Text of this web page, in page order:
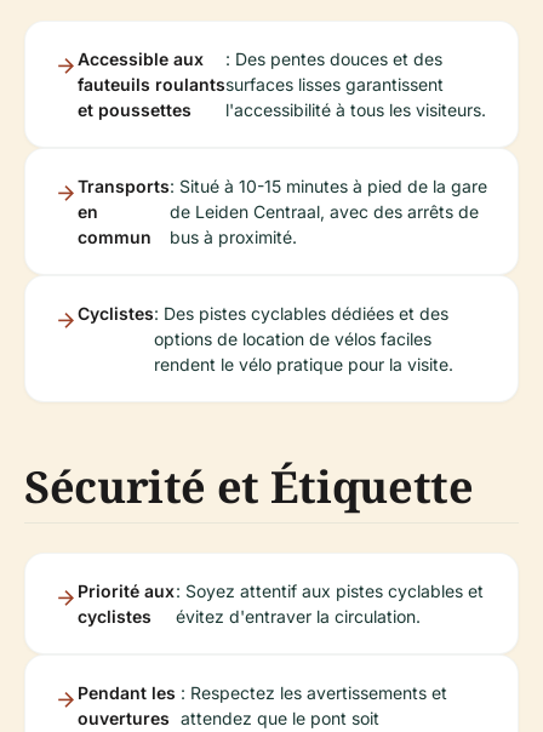
Accessible aux
fauteuils roulants
et poussettes
: Des pentes douces et des
surfaces lisses garantissent
l'accessibilité à tous les visiteurs.
Transports
en
commun
: Situé à 10-15 minutes à pied de la gare
de Leiden Centraal, avec des arrêts de
bus à proximité.
Cyclistes: Des pistes cyclables dédiées et des
options de location de vélos faciles
rendent le vélo pratique pour la visite.
Sécurité et Étiquette
Priorité aux
cyclistes
: Soyez attentif aux pistes cyclables et
évitez d'entraver la circulation.
Pendant les
ouvertures
: Respectez les avertissements et
attendez que le pont soit